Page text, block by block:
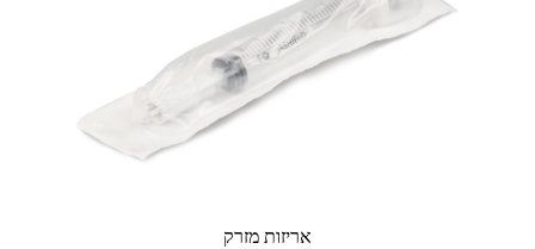
אריזות מזרק